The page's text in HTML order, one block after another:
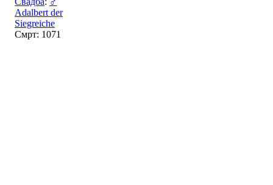
Adalbert der
Siegreiche
Смрт: 1071